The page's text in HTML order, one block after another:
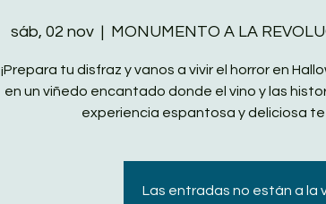
sáb, 02 nov
  |
MONUMENTO A LA
¡Prepara tu disfraz y vanos a vivir el horror en
en un viñedo encantado donde el vino y las
experiencia espantosa y deliciosa te
Las entradas no están a la